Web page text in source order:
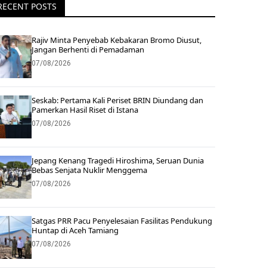
POSTS
Rajiv Minta Penyebab Kebakaran Bromo Diusut,
Jangan Berhenti di Pemadaman
07/08/2026
Seskab: Pertama Kali Periset BRIN Diundang dan
Pamerkan Hasil Riset di Istana
07/08/2026
Jepang Kenang Tragedi Hiroshima, Seruan Dunia
Bebas Senjata Nuklir Menggema
07/08/2026
Satgas PRR Pacu Penyelesaian Fasilitas Pendukung
Huntap di Aceh Tamiang
07/08/2026